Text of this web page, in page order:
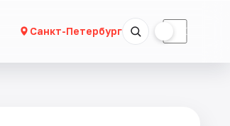
Санкт-Петербург ☾